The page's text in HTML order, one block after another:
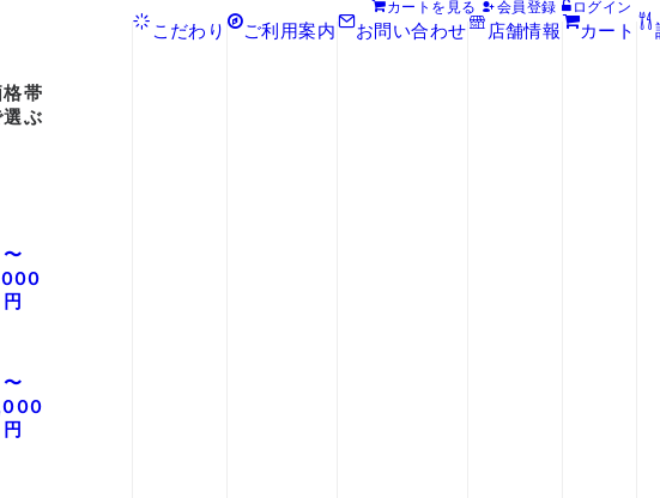
帯
ぶ
〜
円
〜
円
こだわり ご利用案内 お問い合わせ 店舗情報 カート
カート を見る 会員登録 ログイン